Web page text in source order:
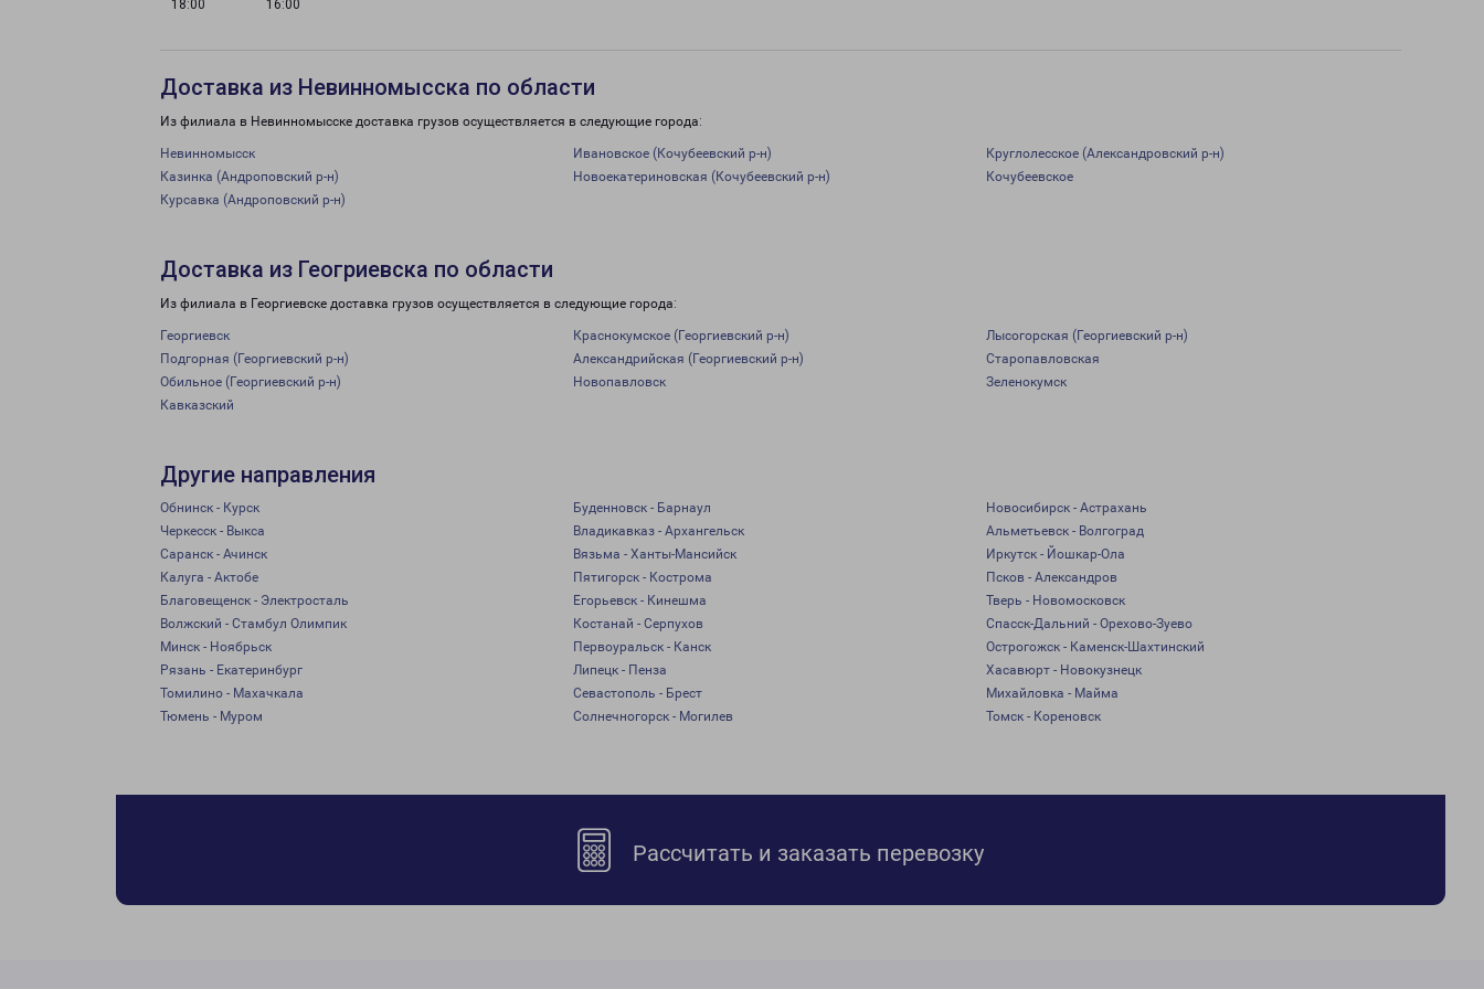
18:00 16:00
Доставка из Невинномысска по области
Из филиала в Невинномысске доставка грузов осуществляется в следующие города:
Невинномысск Ивановское (Кочубеевский р-н)
Круглолесское (Александровский р-н)
Казинка (Андроповский р-н)
Новоекатериновская (Кочубеевский р-н)
Кочубеевское
Курсавка (Андроповский р-н)
Доставка из Геогриевска по области
Из филиала в Георгиевске доставка грузов осуществляется в следующие города:
Георгиевск Краснокумское (Георгиевский р-н)
Лысогорская (Георгиевский р-н)
Подгорная (Георгиевский р-н)
Александрийская (Георгиевский р-н)
Старопавловская
Обильное (Георгиевский р-н)
Новопавловск
Зеленокумск
Кавказский
Другие направления
Обнинск - Курск Буденновск - Барнаул
Новосибирск - Астрахань
Черкесск - Выкса
Владикавказ - Архангельск
Альметьевск - Волгоград
Саранск - Ачинск
Вязьма - Ханты-Мансийск
Иркутск - Йошкар-Ола
Калуга - Актобе
Пятигорск - Кострома
Псков - Александров
Благовещенск - Электросталь
Егорьевск - Кинешма
Тверь - Новомосковск
Волжский - Стамбул Олимпик
Костанай - Серпухов
Спасск-Дальний - Орехово-Зуево
Минск - Ноябрьск
Первоуральск - Канск
Острогожск - Каменск-Шахтинский
Рязань - Екатеринбург
Липецк - Пенза
Хасавюрт - Новокузнецк
Томилино - Махачкала
Севастополь - Брест
Михайловка - Майма
Тюмень - Муром
Солнечногорск - Могилев Томск - Кореновск
Рассчитать и заказать перевозку